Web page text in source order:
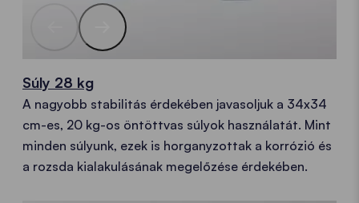
Súly 28 kg
A nagyobb stabilitás érdekében javasoljuk a 34x34
cm-es, 20 kg-os öntöttvas súlyok használatát. Mint
minden súlyunk, ezek is horganyzottak a korrózió és
a rozsda kialakulásának megelőzése érdekében.